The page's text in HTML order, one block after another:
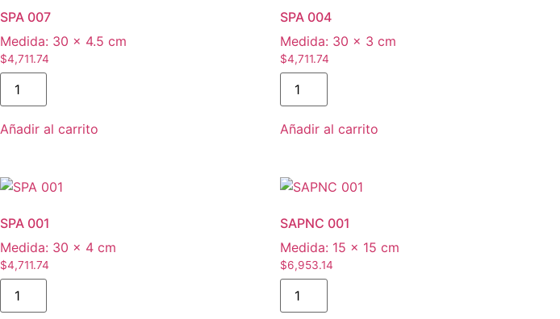
SPA 007
Medida: 30 × 4.5 cm
$4,711.74
SPA
007
cantidad
Añadir al carrito
SPA 004
Medida: 30 × 3 cm
$4,711.74
SPA
004
cantidad
Añadir al carrito
SPA 001
Medida: 30 × 4 cm
$4,711.74
SPA
001
cantidad
SAPNC 001
Medida: 15 × 15 cm
$6,953.14
SAPNC
001
cantidad